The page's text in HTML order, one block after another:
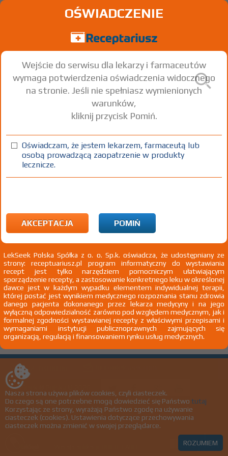
Znaleziono wyników:
Wyślij do nas nazwę leku, którego nie
znalazłeś, a dodamy go do naszej bazy
NAZWA LEKU
Chcę otrzymać powiadomienie e-mail o dodaniu produktu do bazy
+22 350 00 06
LekSeek ® Polska © 2026
Polityka prywatności
Regulamin
Nasza strona używa plików cookies, czyli ciasteczek.
Do czego są one potrzebne mogą dowiedzieć się Państwo tutaj
Korzystając ze strony, wyrażają Państwo zgodę na używanie
ciasteczek (cookies). Ustawienia dotyczące przechowywania
ciasteczek można zmienić w swojej przeglądarce.
ROZUMIEM
OŚWIADCZENIE
Wejście do serwisu dla lekarzy i farmaceutów
wymaga potwierdzenia oświadczenia widocznego
na stronie. Jeśli nie spełniasz wymienionych
warunków,
kliknij przycisk Pomiń.
Oświadczam, że jestem lekarzem, farmaceutą lub
osobą prowadzącą zaopatrzenie w produkty
lecznicze.
AKCEPTACJA POMIŃ
LekSeek Polska Spółka z o. o. Sp.k. oświadcza, że udostępniany ze
strony: receptuariusz.pl program informatyczny do wystawiania
recept jest tylko narzędziem pomocniczym ułatwiającym
sporządzenie recepty, a zastosowanie konkretnego leku w określonej
dawce jest w każdym wypadku elementem indywidualnej terapii,
której postać jest wynikiem medycznego rozpoznania stanu zdrowia
danego pacjenta dokonanego przez lekarza medycyny i na jego
wyłączną odpowiedzialność zarówno pod względem medycznym, jak i
formalnej zgodności wystawianej recepty z właściwymi przepisami i
wymaganiami instytucji publicznoprawnych zajmujących się
organizacją, regulacją i finansowaniem rynku usług medycznych.